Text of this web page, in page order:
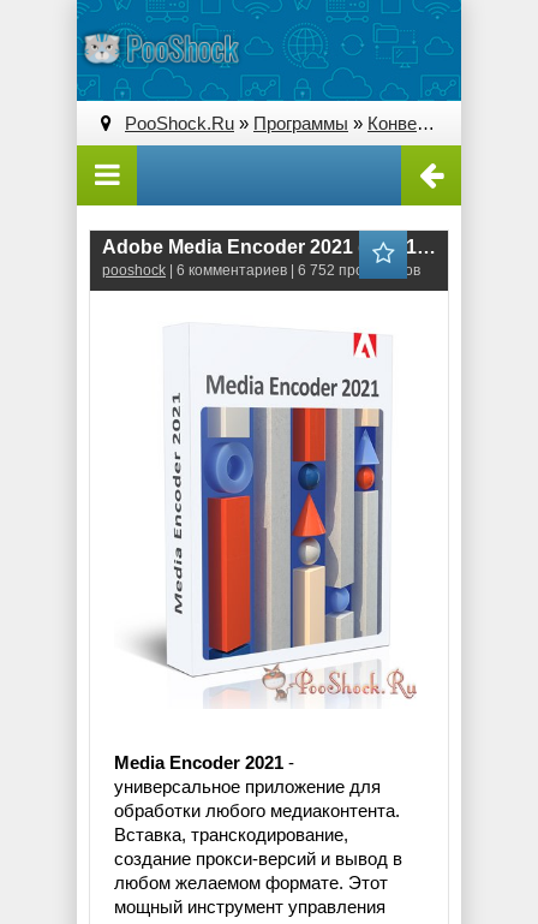
PooShock.Ru » Программы » Конверторы
Adobe Media Encoder 2021 (15.4.1.5) RePack
pooshock | 6 комментариев | 6 752 просмотров
Media Encoder 2021 -
универсальное приложение для
обработки любого медиаконтента.
Вставка, транскодирование,
создание прокси-версий и вывод в
любом желаемом формате. Этот
мощный инструмент управления